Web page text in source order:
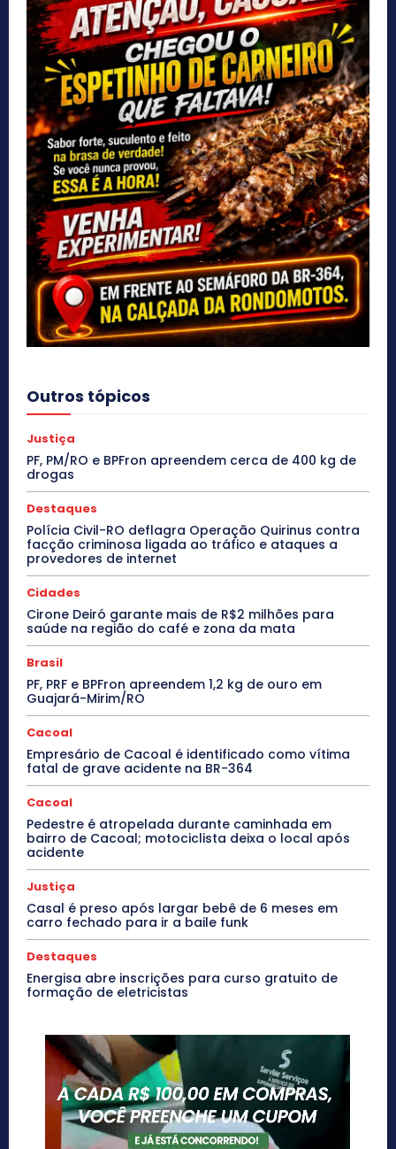
Outros tópicos
Justiça
PF, PM/RO e BPFron apreendem cerca de 400 kg de
drogas
Destaques
Polícia Civil-RO deflagra Operação Quirinus contra
facção criminosa ligada ao tráfico e ataques a
provedores de internet
Cidades
Cirone Deiró garante mais de R$2 milhões para
saúde na região do café e zona da mata
Brasil
PF, PRF e BPFron apreendem 1,2 kg de ouro em
Guajará-Mirim/RO
Cacoal
Empresário de Cacoal é identificado como vítima
fatal de grave acidente na BR-364
Cacoal
Pedestre é atropelada durante caminhada em
bairro de Cacoal; motociclista deixa o local após
acidente
Justiça
Casal é preso após largar bebê de 6 meses em
carro fechado para ir a baile funk
Destaques
Energisa abre inscrições para curso gratuito de
formação de eletricistas